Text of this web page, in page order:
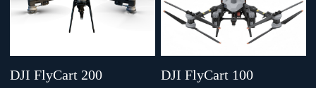
DJI FlyCart 200 DJI FlyCart 100